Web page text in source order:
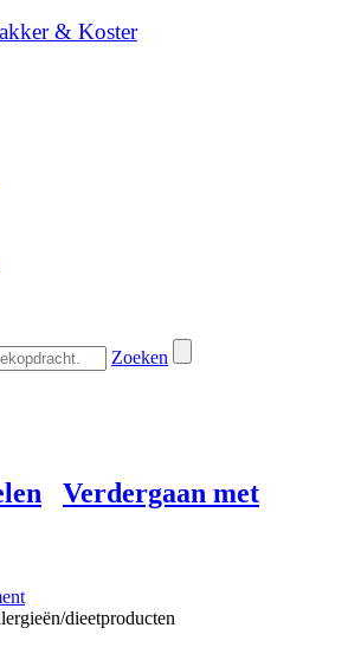
& Koster
Zoeken
Verdergaan met
dieetproducten